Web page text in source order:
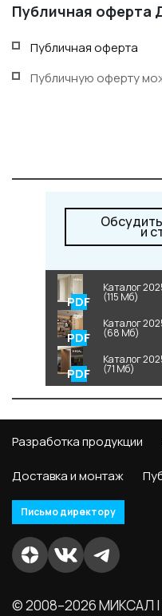
Публичная оферта
Публичная оферта
Публичную оферту
и
Каталог
(115 Мб)
Каталог
(68 Мб)
Каталог
(71 Мб)
Разработка продукции
Доставка и монтаж
Письмо директору
© 2008–2026 МИКСАЛ |